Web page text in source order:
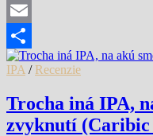
Mastodon
Email
Share
IPA / Recenzie
Trocha iná IPA,
zvyknutí (Caribic